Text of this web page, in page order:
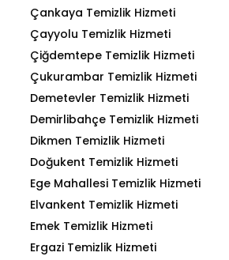
Çankaya Temizlik Hizmeti
Çayyolu Temizlik Hizmeti
Çiğdemtepe Temizlik Hizmeti
Çukurambar Temizlik Hizmeti
Demetevler Temizlik Hizmeti
Demirlibahçe Temizlik Hizmeti
Dikmen Temizlik Hizmeti
Doğukent Temizlik Hizmeti
Ege Mahallesi Temizlik Hizmeti
Elvankent Temizlik Hizmeti
Emek Temizlik Hizmeti
Ergazi Temizlik Hizmeti